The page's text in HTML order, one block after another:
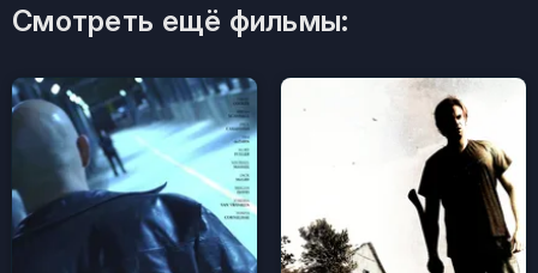
Смотреть ещё фильмы: